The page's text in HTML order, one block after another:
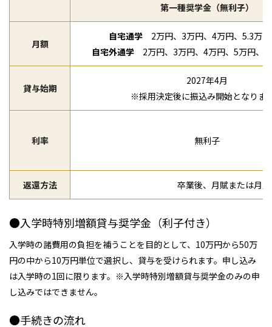
第一種奨学金（無利子）
月額
自宅通学 2万円、3万円、4万円、5.3万
自宅外通学 2万円、3万円、4万円、5万円、6
貸与始期
2027年4月
※採用決定後に振込み開始となりま
利率 無利子
返還方法 卒業後、月賦または月
●入学時特別増額貸与奨学金（利子付き）
入学時の諸費用の負担を補うことを目的として、10万円から50万
円の中から10万円単位で選択し、貸与を受けられます。申し込み
は入学時の1回に限ります。※入学時特別増額貸与奨学金のみの申
し込みではできません。
●手続きの流れ